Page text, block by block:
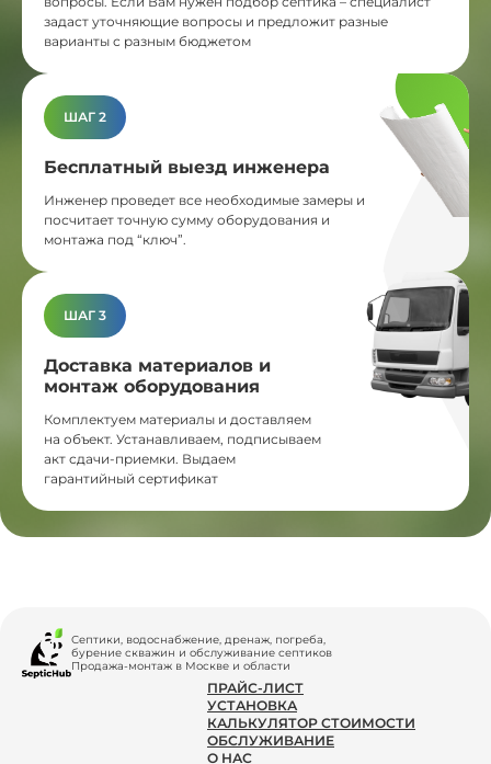
задаст уточняющие вопросы и предложит разные
варианты с разным бюджетом
ШАГ 2
Бесплатный выезд инженера
Инженер проведет все необходимые замеры и
посчитает точную сумму оборудования и
монтажа под “ключ”.
ШАГ 3
Доставка материалов и
монтаж оборудования
Комплектуем материалы и доставляем
на объект. Устанавливаем, подписываем
акт сдачи-приемки. Выдаем
гарантийный сертификат
Септики, водоснабжение, дренаж, погреба,
бурение скважин и обслуживание септиков
Продажа-монтаж в Москве и области
ПРАЙС-ЛИСТ
УСТАНОВКА
КАЛЬКУЛЯТОР СТОИМОСТИ
ОБСЛУЖИВАНИЕ
О НАС